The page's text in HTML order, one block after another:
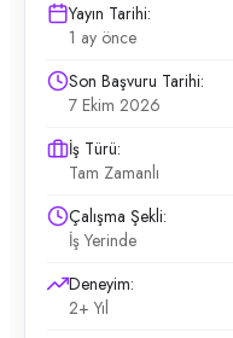
Yayın Tarihi:
1 ay önce
Son Başvuru Tarihi:
7 Ekim 2026
İş Türü:
Tam Zamanlı
Çalışma Şekli:
İş Yerinde
Deneyim:
2+ Yıl